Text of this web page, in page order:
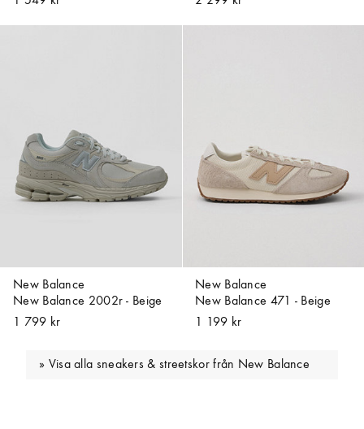
New Balance
New Balance 2002r - Beige
1 799 kr
New Balance
New Balance 471 - Beige
1 199 kr
Visa alla sneakers & streetskor från New Balance